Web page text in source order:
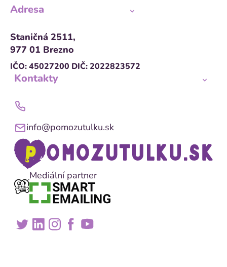
Adresa
Staničná 2511,
977 01 Brezno
IČO: 45027200 DIČ: 2022823572
Kontakty
info@pomozutulku.sk
Mediální partner